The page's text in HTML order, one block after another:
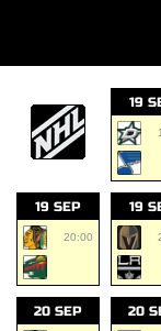
19
19 SEP
20:00
19
20 SEP 20